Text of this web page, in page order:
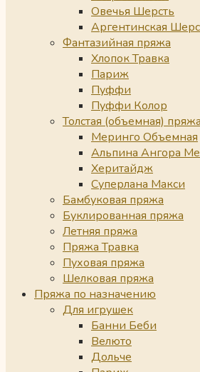
Овечья Шерсть
Аргентинская
Фантазийная пряжа
Хлопок Травка
Париж
Пуффи
Пуффи Колор
Толстая (объемная) пряжа
Меринго Объемная
Альпина Ангора
Херитайдж
Суперлана Макси
Бамбуковая пряжа
Буклированная пряжа
Летняя пряжа
Пряжа Травка
Пуховая пряжа
Шелковая пряжа
Пряжа по назначению
Для игрушек
Банни Беби
Велюто
Дольче